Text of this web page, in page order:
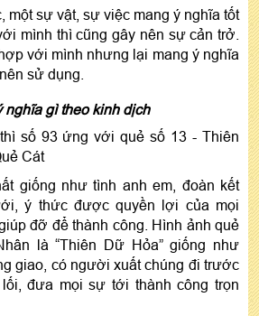
sự vật, sự việc mang ý nghĩa tốt
mình thì cũng gây nên sự cản trở.
với mình nhưng lại mang ý nghĩa
sử dụng.
nghĩa gì theo kinh dịch
số 93 ứng với quẻ số 13 - Thiên
Cát
giống như tình anh em, đoàn kết
ý thức được quyền lợi của mọi
đỡ để thành công. Hình ảnh quẻ
là “Thiên Dữ Hỏa” giống như
giao, có người xuất chúng đi trước
đưa mọi sự tới thành công trọn